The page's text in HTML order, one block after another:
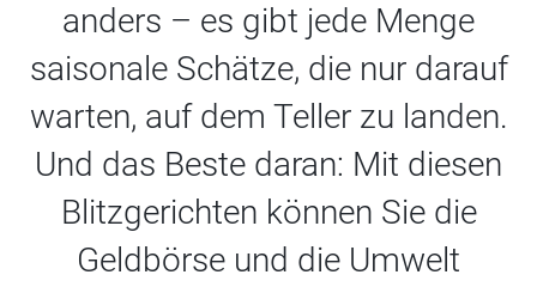
anders – es gibt jede Menge
saisonale Schätze, die nur darauf
warten, auf dem Teller zu landen.
Und das Beste daran: Mit diesen
Blitzgerichten können Sie die
Geldbörse und die Umwelt